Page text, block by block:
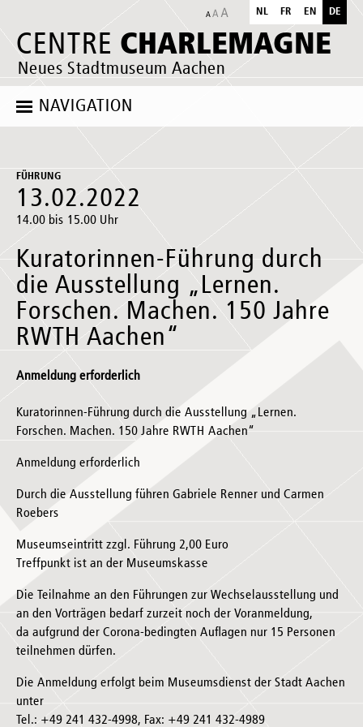
CENTRE CHARLEMAGNE
Neues Stadtmuseum Aachen
NL FR EN DE
NAVIGATION
FÜHRUNG
13.02.2022
14.00 bis 15.00 Uhr
Kuratorinnen-Führung durch
die Ausstellung „Lernen.
Forschen. Machen. 150 Jahre
RWTH Aachen“
Anmeldung erforderlich
Kuratorinnen-Führung durch die Ausstellung „Lernen.
Forschen. Machen. 150 Jahre RWTH Aachen“
Anmeldung erforderlich
Durch die Ausstellung führen Gabriele Renner und Carmen
Roebers
Museumseintritt zzgl. Führung 2,00 Euro
Treffpunkt ist an der Museumskasse
Die Teilnahme an den Führungen zur Wechselausstellung und
an den Vorträgen bedarf zurzeit noch der Voranmeldung,
da aufgrund der Corona-bedingten Auflagen nur 15 Personen
teilnehmen dürfen.
Die Anmeldung erfolgt beim Museumsdienst der Stadt Aachen
unter
Tel.: +49 241 432-4998, Fax: +49 241 432-4989